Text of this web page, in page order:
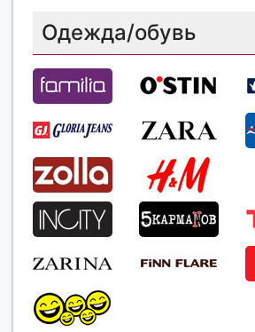
Одежда/обувь